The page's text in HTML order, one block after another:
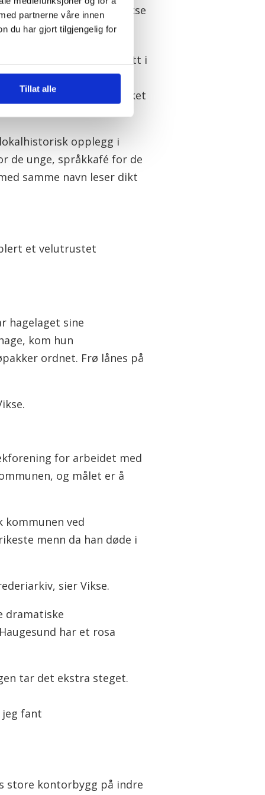
partnerne våre innen
du har gjort tilgjengelig for
Tillat alle
har 14 ansatte, og Vikse
som har deltatt i
Dette er et opplegg for
6-12 år. På biblioteket
bærekraftsmål.
opplegg i
de unge, språkkafé for de
samme navn leser dikt
et velutrustet
hagelaget sine
kom hun
ordnet. Frø lånes på
for arbeidet med
og målet er å
ved
menn da han døde i
sier Vikse.
dramatiske
har et rosa
tar det ekstra steget.
jeg fant
store kontorbygg på indre